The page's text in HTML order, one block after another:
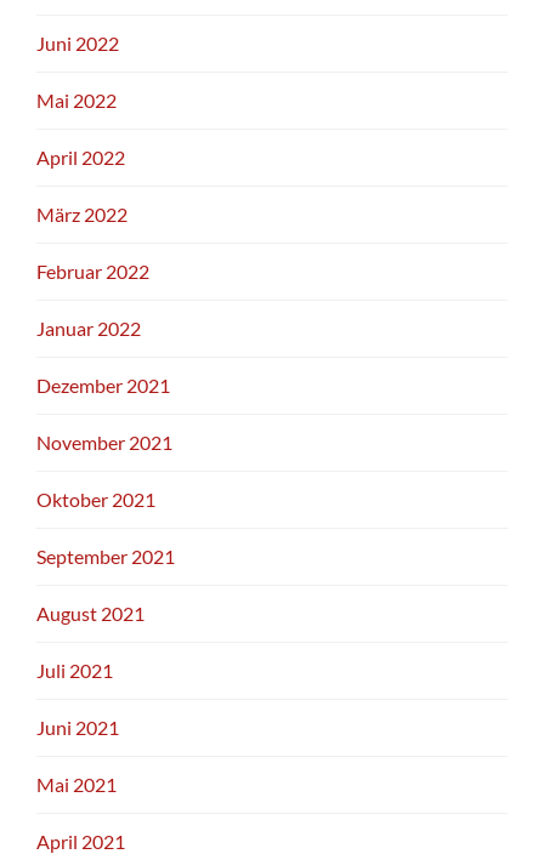
Juni 2022
Mai 2022
April 2022
März 2022
Februar 2022
Januar 2022
Dezember 2021
November 2021
Oktober 2021
September 2021
August 2021
Juli 2021
Juni 2021
Mai 2021
April 2021